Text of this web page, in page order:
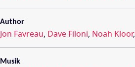
Author
Jon Favreau, Dave Filoni, Noah Kloor,
Musik